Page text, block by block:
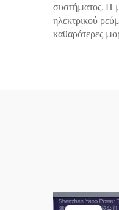
συστήματος. Η
ηλεκτρικού
καθαρότερες